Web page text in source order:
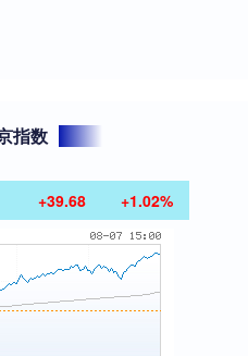
指数
+39.68 +1.02%